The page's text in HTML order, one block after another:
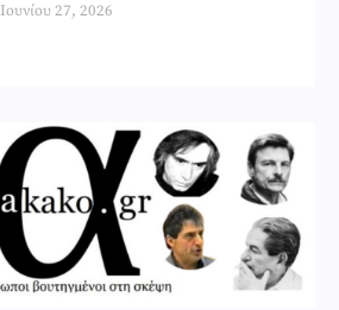
Ιουνίου 27, 2026